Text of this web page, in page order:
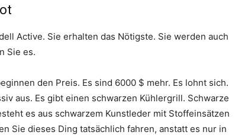
Active. Sie erhalten das Nötigste. Sie werden auch
Sie es.
den Preis. Es sind 6000 $ mehr. Es lohnt sich.
aus. Es gibt einen schwarzen Kühlergrill. Schwarze
es aus schwarzem Kunstleder mit Stoffeinsätzen
Sie dieses Ding tatsächlich fahren, anstatt es nur in